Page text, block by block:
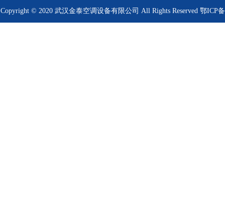
2012
Copyright © 2020 武汉金泰空调设备有限公司 All Rights Reserved 鄂ICP备